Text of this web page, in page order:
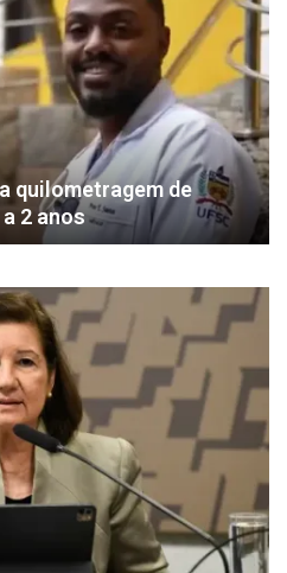
R$ 2 milhões com
federal de Rondônia